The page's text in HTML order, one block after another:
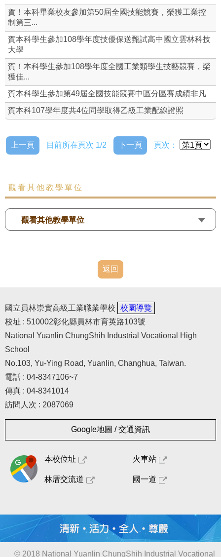
賀！本科畢業校友參加第50屆全國技能競賽，榮獲工業控
制第三...
賀本科學生參加108學年度技優保送甄試高中國立雲林科技
大學
賀！本科學生參加108學年度全國工業類學生技藝競賽，榮
獲佳...
賀本科學生參加第49屆全國技能競賽中區分區賽成績非凡
賀本科107學年度共4位同學取得乙級工業配線證照
上一頁 目前所在頁次 1/2 下一頁 頁次：
觀看其他教學單位
觀看其他教學單位
返回
國立員林崇實高級工業職業學校
校園導覽
校址 : 510002彰化縣員林市育英路103號
National Yuanlin ChungShih Industrial Vocational High
School
No.103, Yu-Ying Road, Yuanlin, Changhua, Taiwan.
電話 : 04-8347106~7
傳真 : 04-8341014
訪問人次 : 2087069
Google地圖 / 交通資訊
本校位址 火車站
林厝交流道 國一道
© 2018 National Yuanlin ChungShih Industrial Vocational